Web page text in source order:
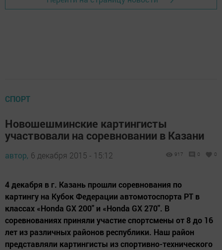
СПОРТ
Новошешминские картингисты
участвовали на соревновании в Казани
автор, 6 декабря 2015 - 15:12 917 0 0
4 декабря в г. Казань прошли соревнования по
картингу на Кубок Федерации автомотоспорта РТ в
классах «Honda GX 200″ и «Honda GX 270″. В
соревнованиях приняли участие спортсмены от 8 до 16
лет из различных районов республики. Наш район
представляли картингисты из спортивно-технического